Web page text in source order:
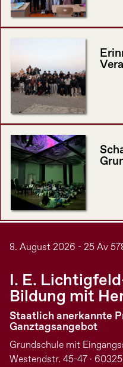
8. August 2026 - 25 Av
I. E.
Bildung mit
Staatlich anerkannte
Ganztagsangebot
Grundschule mit
Westendstr. 45-47 ·